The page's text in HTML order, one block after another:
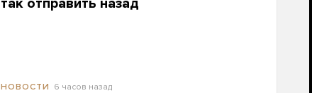
так отправить назад
НОВОСТИ 6 часов назад